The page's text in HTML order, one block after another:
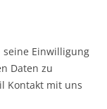
Einwilligung
Daten zu
Kontakt mit uns